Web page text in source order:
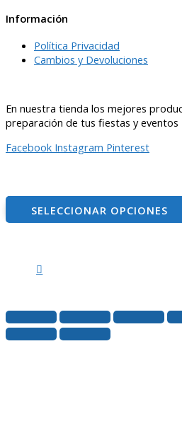
Información
Política Privacidad
Cambios y Devoluciones
En nuestra tienda los mejores
preparación de tus fiestas y eventos
Facebook Instagram Pinterest
© 2021– ventitascandybar.cl
SELECCIONAR OPCIONES